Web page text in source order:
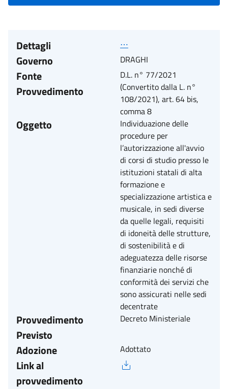
Dettagli ⋯
Governo DRAGHI
Fonte
Provvedimento
D.L. n° 77/2021
(Convertito dalla L. n°
108/2021), art. 64 bis,
comma 8
Oggetto
Individuazione delle
procedure per
l’autorizzazione all'avvio
di corsi di studio presso le
istituzioni statali di alta
formazione e
specializzazione artistica e
musicale, in sedi diverse
da quelle legali, requisiti
di idoneità delle strutture,
di sostenibilità e di
adeguatezza delle risorse
finanziarie nonché di
conformità dei servizi che
sono assicurati nelle sedi
decentrate
Provvedimento
Previsto
Decreto Ministeriale
Adozione Adottato
Link al
provvedimento